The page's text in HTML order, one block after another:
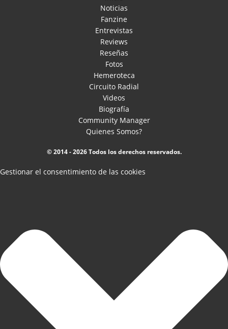
Noticias
Fanzine
Entrevistas
Reviews
Reseñas
Fotos
Hemeroteca
Circuito Radial
Videos
Biografía
Community Manager
Quienes Somos?
© 2014 - 2026 Todos los derechos reservados.
Gestionar el consentimiento de las cookies